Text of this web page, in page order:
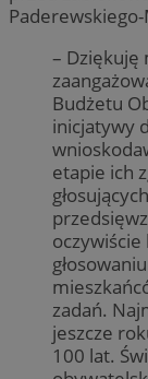
– Dziękuję
Budżetu
inicjatywy
etapie ich
zadań.
jeszcze
100 lat.